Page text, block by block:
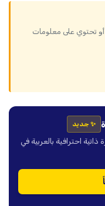
تحتوي على معلومات
✨ جديد
احترافية بالعربية في